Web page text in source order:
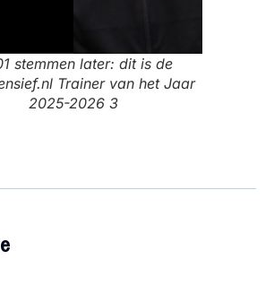
stemmen later: dit is de
Trainer van het Jaar
2025-2026 3